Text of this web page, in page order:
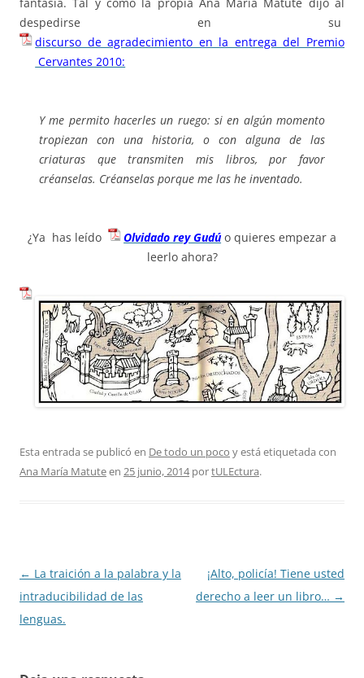
despedirse en su
discurso de agradecimiento en la entrega del Premio
Cervantes 2010:
Y me permito hacerles un ruego: si en algún momento
tropiezan con una historia, o con alguna de las
criaturas que transmiten mis libros, por favor
créanselas. Créanselas porque me las he inventado.
¿Ya has leído Olvidado rey Gudú o quieres empezar a
leerlo ahora?
Esta entrada se publicó en De todo un poco y está etiquetada con
Ana María Matuteen 25 junio, 2014portULEctura.
Navegación
de
entradas
← La traición a la palabra y la
intraducibilidad de las
lenguas.
¡Alto, policía! Tiene usted
derecho a leer un libro… →